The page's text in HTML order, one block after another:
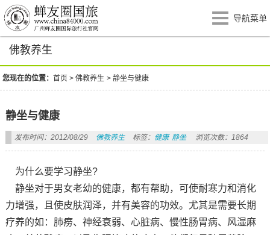
导航菜单
佛教养生
您现在的位置：首页 >佛教养生 >静坐与健康
静坐与健康
发布时间：2012/08/29 佛教养生 标签： 健康 静坐 浏览次数：1864
为什么要学习静坐?
静坐对于男女老幼的健康，都有帮助，可使耐寒力和消化
力增强，且使皮肤润泽，并有美容的功效。尤其是需要长期
疗养的如：肺痨、神经衰弱、心脏病、慢性肠胃病、风湿麻